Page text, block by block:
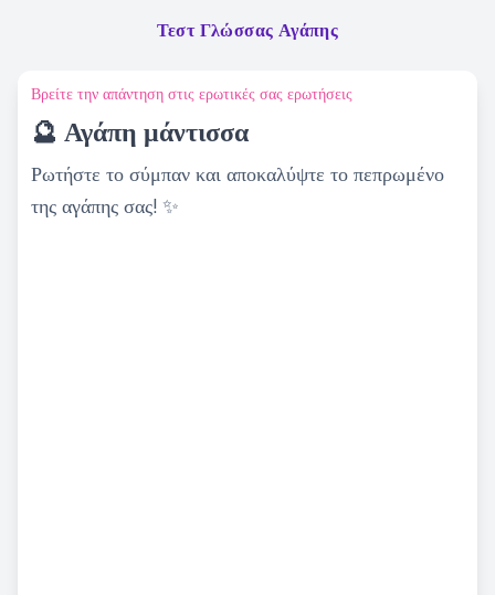
Τεστ Γλώσσας Αγάπης
Βρείτε την απάντηση στις ερωτικές σας ερωτήσεις
🔮 Αγάπη μάντισσα
Ρωτήστε το σύμπαν και αποκαλύψτε το πεπρωμένο
της αγάπης σας! ✨